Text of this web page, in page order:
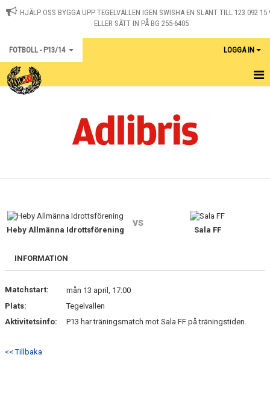
HJÄLP OSS BYGGA UPP TEGELVALLEN IGEN SWISHA EN SLANT TILL 123 092 15
ELLER SÄTT IN PÅ BG 255-6405
FOTBOLL - P13/14 LOGGA IN
Heby Allmänna Idrottsförening
vs
Sala FF
INFORMATION
Matchstart:
mån 13 april, 17:00
Plats:
Tegelvallen
Aktivitetsinfo:
P13 har träningsmatch mot Sala FF på träningstiden.
<< Tillbaka